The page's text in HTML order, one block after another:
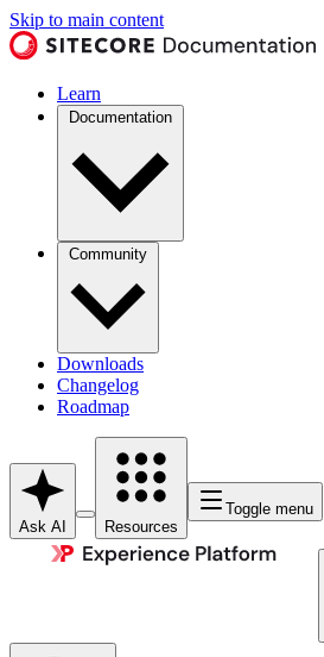
Skip to main content
Learn
Documentation
Community
Downloads
Changelog
Roadmap
Ask AI Resources
Toggle menu